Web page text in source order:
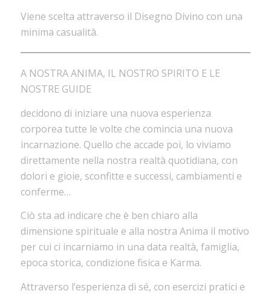
Viene scelta attraverso il Disegno Divino con una
minima casualità.
A NOSTRA ANIMA, IL NOSTRO SPIRITO E LE
NOSTRE GUIDE
decidono di iniziare una nuova esperienza
corporea tutte le volte che comincia una nuova
incarnazione. Quello che accade poi, lo viviamo
direttamente nella nostra realtà quotidiana, con
dolori e gioie, sconfitte e successi, cambiamenti e
conferme…
Ciò sta ad indicare che è ben chiaro alla
dimensione spirituale e alla nostra Anima il motivo
per cui ci incarniamo in una data realtà, famiglia,
epoca storica, condizione fisica e Karma.
Attraverso l’esperienza di sé, con esercizi pratici e